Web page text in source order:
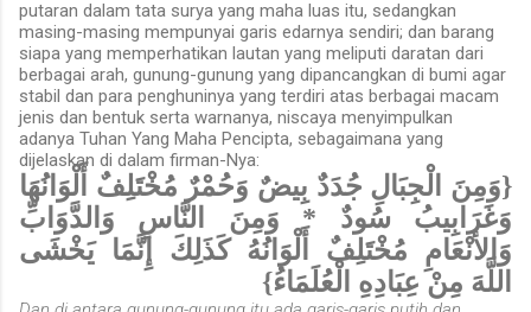
putaran dalam tata surya yang maha luas itu, sedangkan
masing-masing mempunyai garis edarnya sendiri; dan barang
siapa yang memperhatikan lautan yang meliputi daratan dari
berbagai arah, gunung-gunung yang dipancangkan di bumi agar
stabil dan para penghuninya yang terdiri atas berbagai macam
jenis dan bentuk serta warnanya, niscaya menyimpulkan
adanya Tuhan Yang Maha Pencipta, sebagaimana yang
dijelaskan di dalam firman-Nya:
{وَمِنَ الْجِبَالِ جُدَدٌ بِيضٌ وَحُمْرٌ مُخْتَلِفٌ أَلْوَانُهَا
وَغَرَابِيبُ سُودٌ * وَمِنَ النَّاسِ وَالدَّوَابِّ
وَالأنْعَامِ مُخْتَلِفٌ أَلْوَانُهُ كَذَلِكَ إِنَّمَا يَخْشَى
اللَّهَ مِنْ عِبَادِهِ الْعُلَمَاءُ}